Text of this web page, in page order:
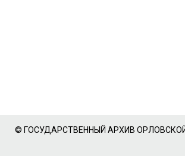
© ГОСУДАРСТВЕННЫЙ АРХИВ